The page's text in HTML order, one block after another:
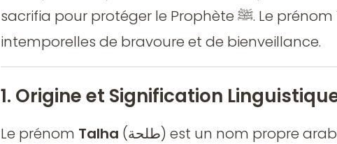
sacrifia pour protéger le Prophète ﷺ. Le prénom Talha incarne donc des valeurs
intemporelles de bravoure et de bienveillance.
1. Origine et Signification
Le prénom Talha (طلحة) est un nom propre arabe qui désigne un type d’arbre